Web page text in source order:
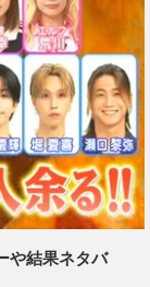
や結果ネタバ